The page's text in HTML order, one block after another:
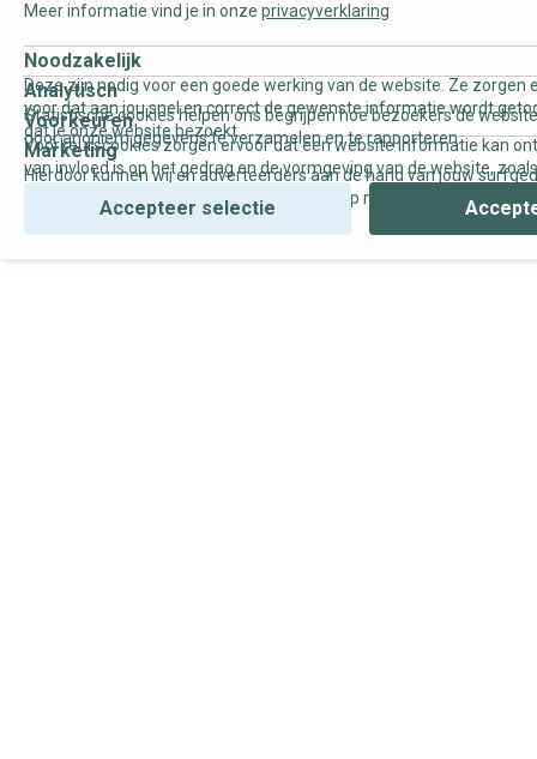
Meer informatie vind je in onze privacyverklaring
Noodzakelijk
Deze zijn nodig voor een goede werking van de website. Ze zorgen
voor dat aan jou snel en correct de gewenste informatie wordt
dat je onze website bezoekt.
Analytisch
Statistische cookies helpen ons begrijpen hoe bezoekers de
door anoniem gegevens te verzamelen en te rapporteren.
Voorkeuren
Voorkeurscookies zorgen ervoor dat een website informatie kan
van invloed is op het gedrag en de vormgeving van de website,
Marketing
Hierdoor kunnen wij en adverteerders aan de hand van jouw
gepersonaliseerde online advertenties en op maat gemaakte
Accepteer selectie